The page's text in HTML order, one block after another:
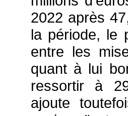
2022 après
la période, le
entre les
quant à lui
ressortir à
ajoute